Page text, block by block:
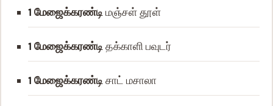
1 மேஜைக்கரண்டிமஞ்சள் தூள்
1 மேஜைக்கரண்டிதக்காளி பவுடர்
1 மேஜைக்கரண்டிசாட் மசாலா